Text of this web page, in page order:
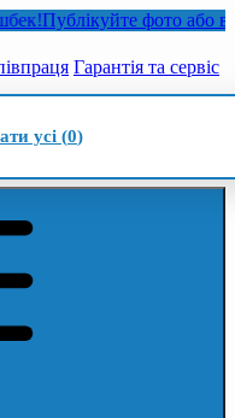
Публікуйте фото або
Гарантія та сервіс
усі (0)